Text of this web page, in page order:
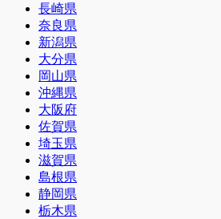
長崎県
奈良県
新潟県
大分県
岡山県
沖縄県
大阪府
佐賀県
埼玉県
滋賀県
島根県
静岡県
栃木県